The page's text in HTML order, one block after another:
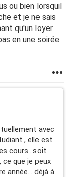
ou bien lorsquil
et je ne sais
qu'un loyer
en une soirée
avec
, elle est
cours...soit
que je peux
année... déjà à